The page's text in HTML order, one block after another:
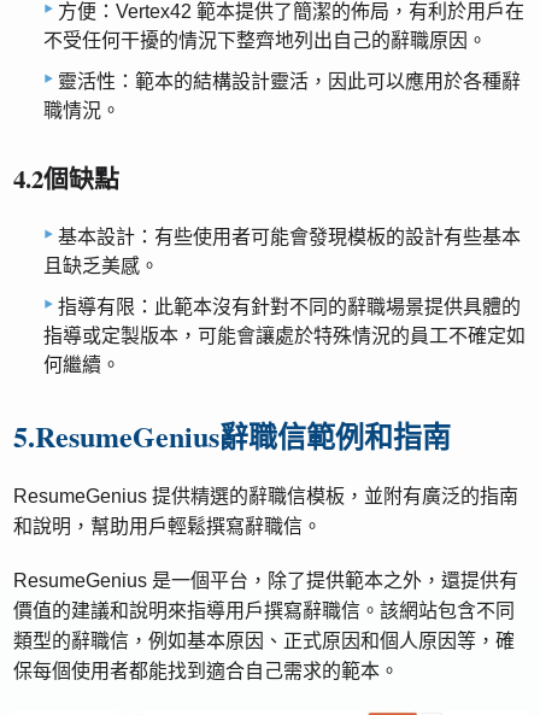
方便：Vertex42 範本提供了簡潔的佈局，有利於用戶在
不受任何干擾的情況下整齊地列出自己的辭職原因。
靈活性：範本的結構設計靈活，因此可以應用於各種辭
職情況。
4.2個缺點
基本設計：有些使用者可能會發現模板的設計有些基本
且缺乏美感。
指導有限：此範本沒有針對不同的辭職場景提供具體的
指導或定製版本，可能會讓處於特殊情況的員工不確定如
何繼續。
5.ResumeGenius辭職信範例和指南
ResumeGenius 提供精選的辭職信模板，並附有廣泛的指南
和說明，幫助用戶輕鬆撰寫辭職信。
ResumeGenius 是一個平台，除了提供範本之外，還提供有
價值的建議和說明來指導用戶撰寫辭職信。該網站包含不同
類型的辭職信，例如基本原因、正式原因和個人原因等，確
保每個使用者都能找到適合自己需求的範本。